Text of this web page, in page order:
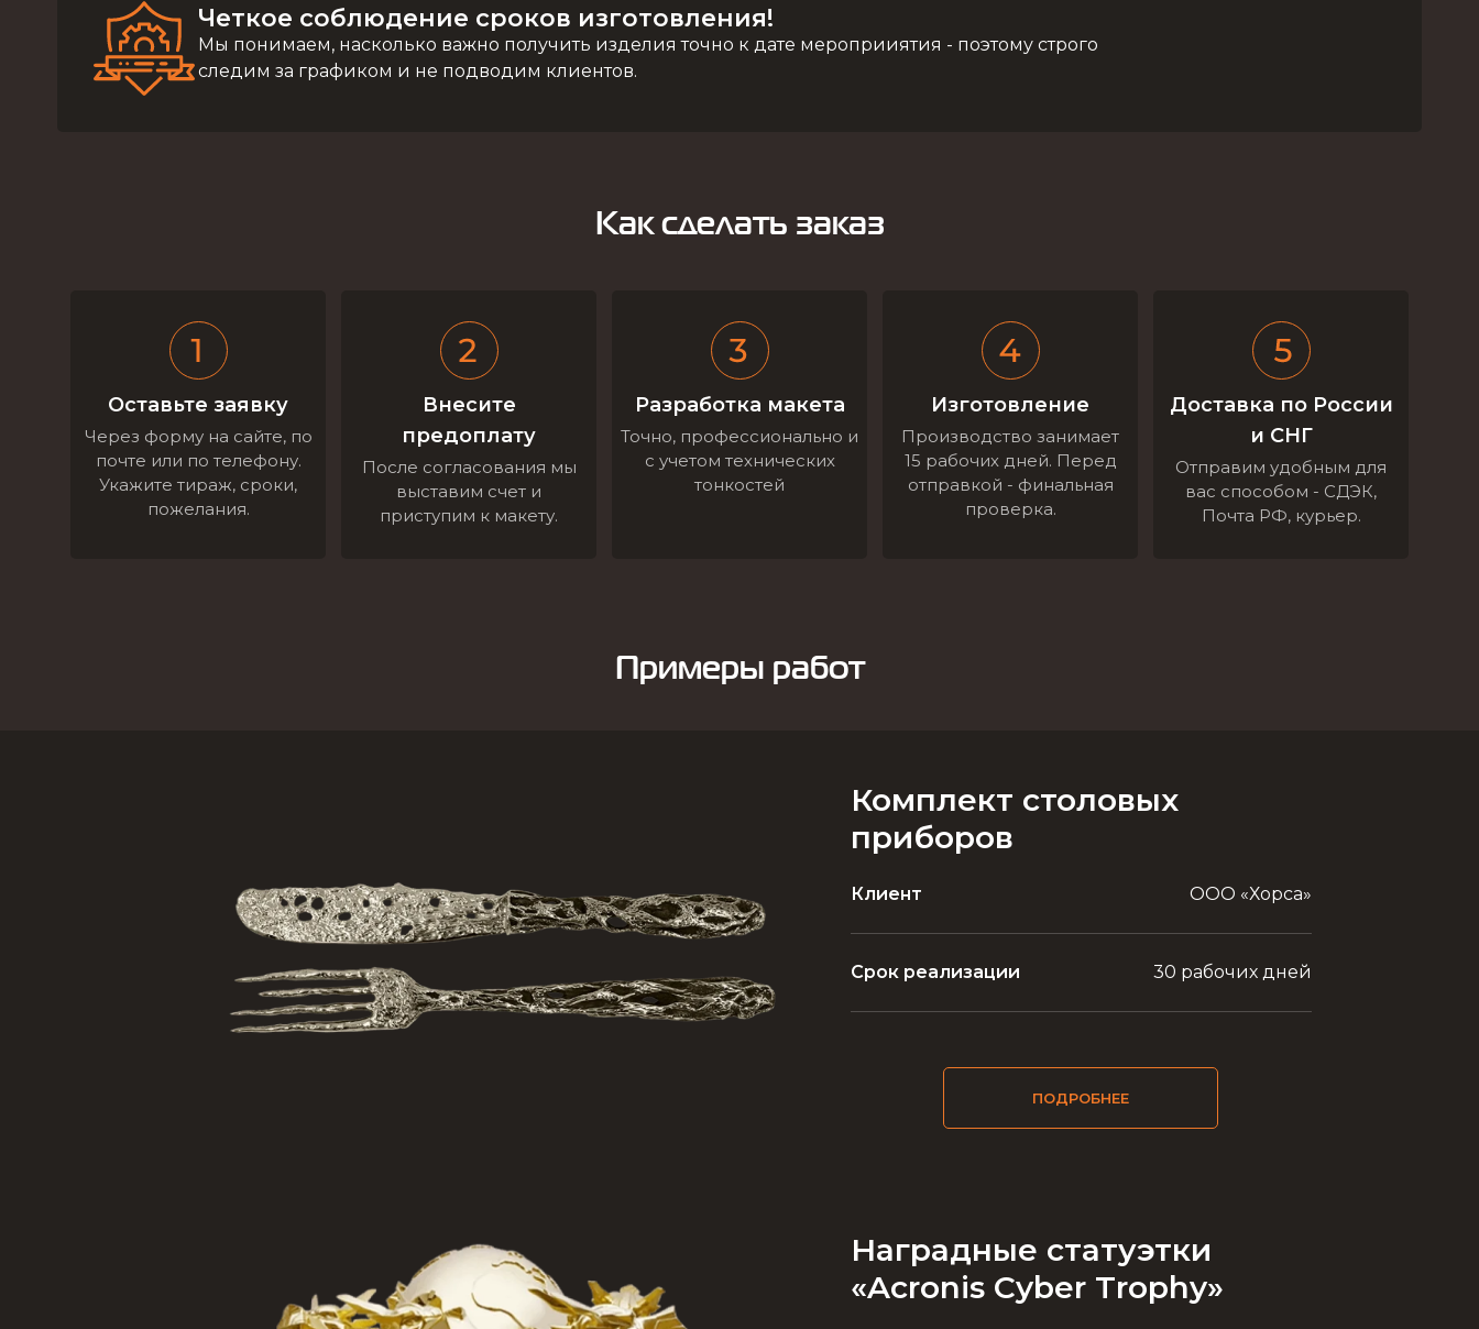
Четкое соблюдение сроков изготовления!
Мы понимаем, насколько важно получить изделия точно к дате мероприиятия - поэтому строго
следим за графиком и не подводим клиентов.
Как сделать заказ
Оставьте заявку
Через форму на сайте, по
почте или по телефону.
Укажите тираж, сроки,
пожелания.
Внесите
предоплату
После согласования мы
выставим счет и
приступим к макету.
Разработка макета
Точно, профессионально и
с учетом технических
тонкостей
Изготовление
Производство занимает
15 рабочих дней. Перед
отправкой - финальная
проверка.
Доставка по России
и СНГ
Отправим удобным для
вас способом - СДЭК,
Почта РФ, курьер.
Примеры работ
Комплект столовых
приборов
Клиент ООО «Хорса»
Срок реализации 30 рабочих дней
ПОДРОБНЕЕ
Наградные статуэтки
«Acronis Cyber Trophy»